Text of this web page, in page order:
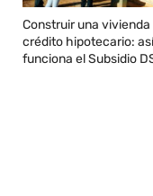
Construir una vivienda
crédito hipotecario: así
funciona el Subsidio